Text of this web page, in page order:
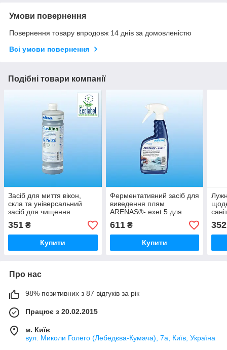
Умови повернення
Повернення товару впродовж 14 днів за домовленістю
Всі умови повернення
Подібні товари компанії
Засіб для миття вікон,
скла та універсальний
засіб для чищення
GlasKing, 1 л, Kiehl
351 ₴
Купити
Ферментативний засіб для
виведення плям
ARENAS®- exet 5 для
текстилю, 500 мл, Kiehl
611₴
Купити
352
Про нас
98% позитивних з 87 відгуків за рік
Працює з 20.02.2015
м. Київ
вул. Миколи Голего (Лебедєва-Кумача), 7а, Київ, Україна